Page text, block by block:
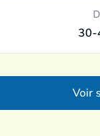
30-
Voir